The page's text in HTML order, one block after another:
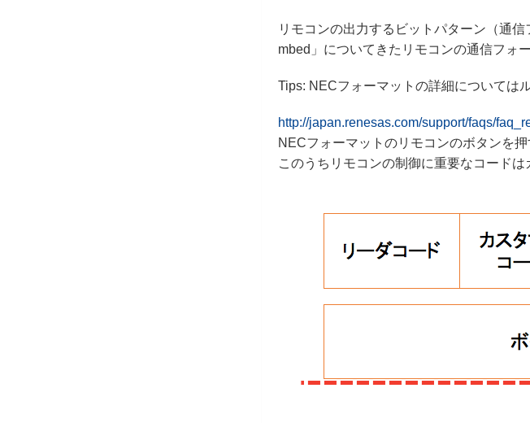
リモコンの出力するビットパターン（通
mbed」についてきたリモコンの通信フォ
Tips: NECフォーマットの詳細については
http://japan.renesas.com/support/faqs/
NECフォーマットのリモコンのボタンを
このうちリモコンの制御に重要なコード